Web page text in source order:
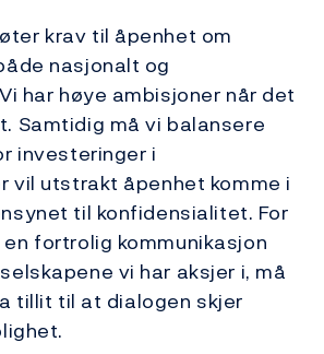
krav til åpenhet om
nasjonalt og
har høye ambisjoner når det
Samtidig må vi balansere
investeringer i
vil utstrakt åpenhet komme i
til konfidensialitet. For
fortrolig kommunikasjon
vi har aksjer i, må
tillit til at dialogen skjer